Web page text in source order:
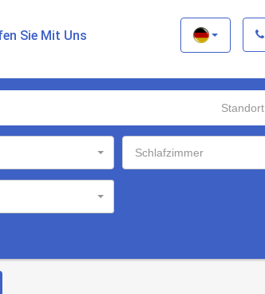
Sie Mit Uns
Standort
Schlafzimmer